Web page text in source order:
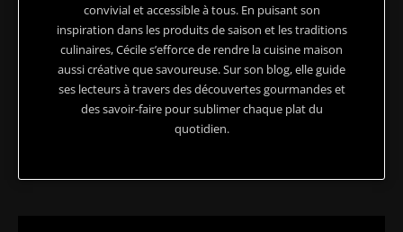
convivial et accessible à tous. En puisant son
inspiration dans les produits de saison et les traditions
culinaires, Cécile s’efforce de rendre la cuisine maison
aussi créative que savoureuse. Sur son blog, elle guide
ses lecteurs à travers des découvertes gourmandes et
des savoir-faire pour sublimer chaque plat du
quotidien.